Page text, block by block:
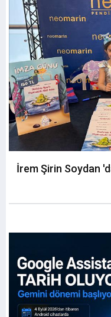
İrem Şirin Soydan